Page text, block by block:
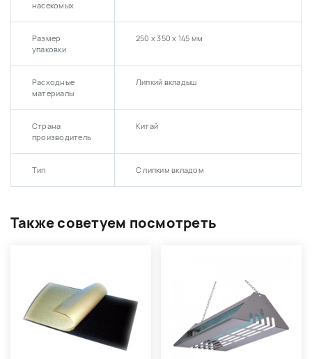
насекомых
Размер
упаковки
250 х 350 х 145 мм
Расходные
материалы
Липкий вкладыш
Страна
производитель
Китай
Тип С липким вкладом
Также советуем посмотреть